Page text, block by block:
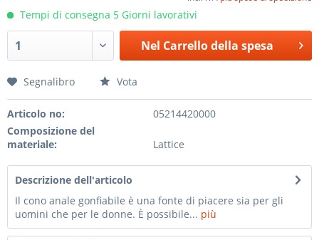
Tempi di consegna 5 Giorni lavorativi
Nel Carrello della spesa
Segnalibro Vota
Articolo no:
05214420000
Composizione del
materiale:
Lattice
Descrizione dell'articolo
Il cono anale gonfiabile è una fonte di piacere sia per gli
uomini che per le donne. È possibile... più